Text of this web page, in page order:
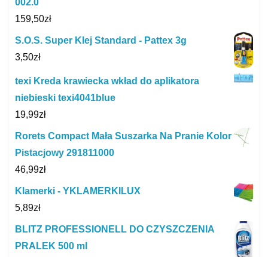
159,50zł
S.O.S. Super Klej Standard - Pattex 3g
3,50zł
texi Kreda krawiecka wkład do aplikatora
niebieski texi4041blue
19,99zł
Rorets Compact Mała Suszarka Na Pranie Kolor
Pistacjowy 291811000
46,99zł
Klamerki - YKLAMERKILUX
5,89zł
BLITZ PROFESSIONELL DO CZYSZCZENIA
PRALEK 500 ml